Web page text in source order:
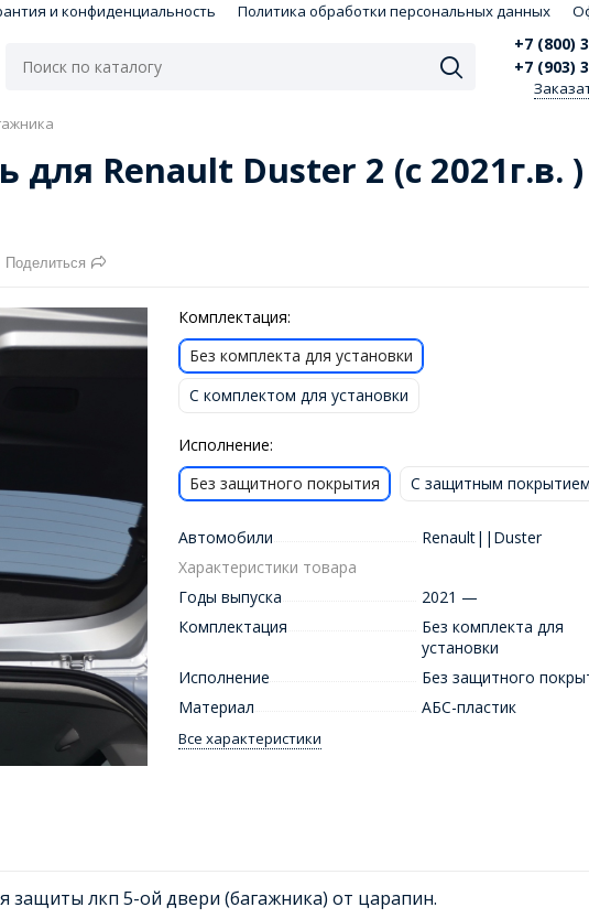
и конфиденциальность Политика обработки персональных данных
+7 (800)
+7 (903)
для Renault Duster 2 (с 2021г.в.
Поделиться
Комплектация:
Без комплекта для установки
С комплектом для установки
Исполнение:
Без защитного покрытия
С защитным
Автомобили
Renault||Duster
Характеристики товара
Годы выпуска
2021 —
Комплектация
Без комплекта для
установки
Исполнение
Без защитного
Материал
АБС-пластик
Все характеристики
защиты лкп 5-ой двери (багажника) от царапин.